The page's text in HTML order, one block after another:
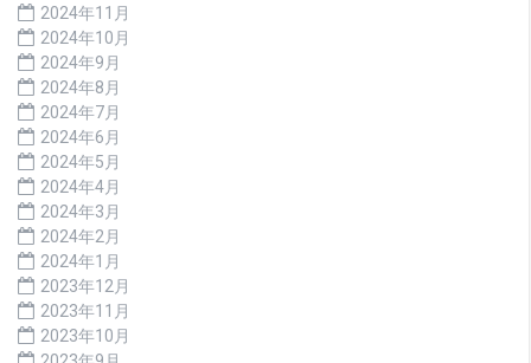
2024年11月
2024年10月
2024年9月
2024年8月
2024年7月
2024年6月
2024年5月
2024年4月
2024年3月
2024年2月
2024年1月
2023年12月
2023年11月
2023年10月